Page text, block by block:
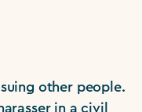
other people.
in a civil